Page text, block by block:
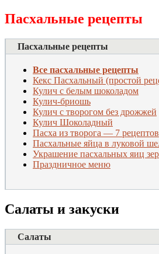
Пасхальные рецепты
Пасхальные рецепты
Все пасхальные рецепты
Кекс Пасхальный (простой
Кулич с белым шоколадом
Кулич-бриошь
Кулич с творогом без дрожжей
Кулич Шоколадный
Пасха из творога — 7 рецептов
Пасхальные яйца в луковой
Украшение пасхальных яиц
Праздничное меню
Салаты и закуски
Салаты